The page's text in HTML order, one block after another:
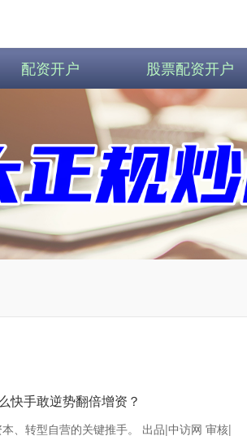
配资开户 股票配资开户
快手敢逆势翻倍增资？
、转型自营的关键推手。 出品|中访网 审核|